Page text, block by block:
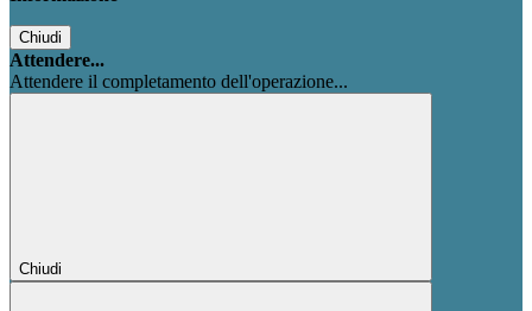
Chiudi
Attendere...
Attendere il completamento dell'operazione...
Chiudi